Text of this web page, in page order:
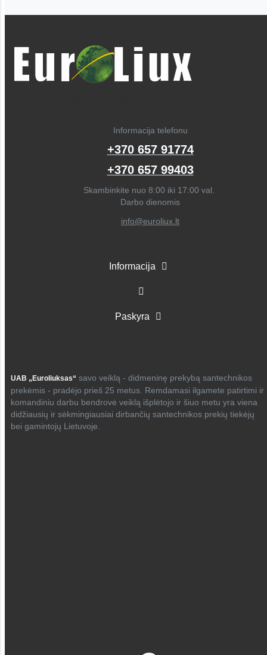
Informacija telefonu
+370 657 91774
+370 657 99403
Skambinkite nuo 8:00 iki 17:00 val.
Darbo dienomis
info@euroliux.lt
Informacija
Paskyra
UAB „Euroliuksas“ savo veiklą - didmeninę prekybą santechnikos
prekėmis - pradėjo prieš 25 metus. Remdamasi ilgamete patirtimi ir
komandiniu darbu bendrovė veiklą išplėtojo ir šiuo metu yra viena
didžiausių ir sėkmingiausiai dirbančių santechnikos prekių tiekėjų
bei gamintojų Lietuvoje.